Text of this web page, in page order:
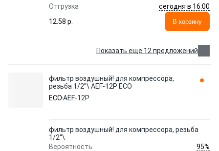
Отгрузка
сегодня в 16:00
12.58 p.
В корзину
Показать еще 12 предложений
фильтр воздушный! для компрессора,
резьба 1/2''\ AEF-12P ECO
ECOAEF-12P
фильтр воздушный! для компрессора, резьба
1/2''\
Вероятность
95%